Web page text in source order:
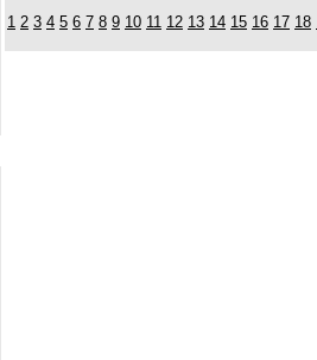
1 2 3 4 5 6 7 8 9 10 11 12 13 14 15 16 17 18